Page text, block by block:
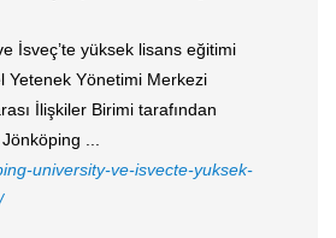
İsveç’te yüksek lisans eğitimi
Yetenek Yönetimi Merkezi
İlişkiler Birimi tarafından
...
university-ve-isvecte-yuksek-